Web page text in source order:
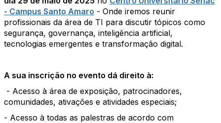
- Campus Santo Amaro - Onde iremos reunir
profissionais da área de TI para discutir tópicos como
segurança, governança, inteligência artificial,
tecnologias emergentes e transformação digital.
A sua inscrição no evento dá direito à:
- Acesso à área de exposição, patrocinadores,
comunidades, ativações e atividades especiais;
- Acesso à todas as palestras de acordo com